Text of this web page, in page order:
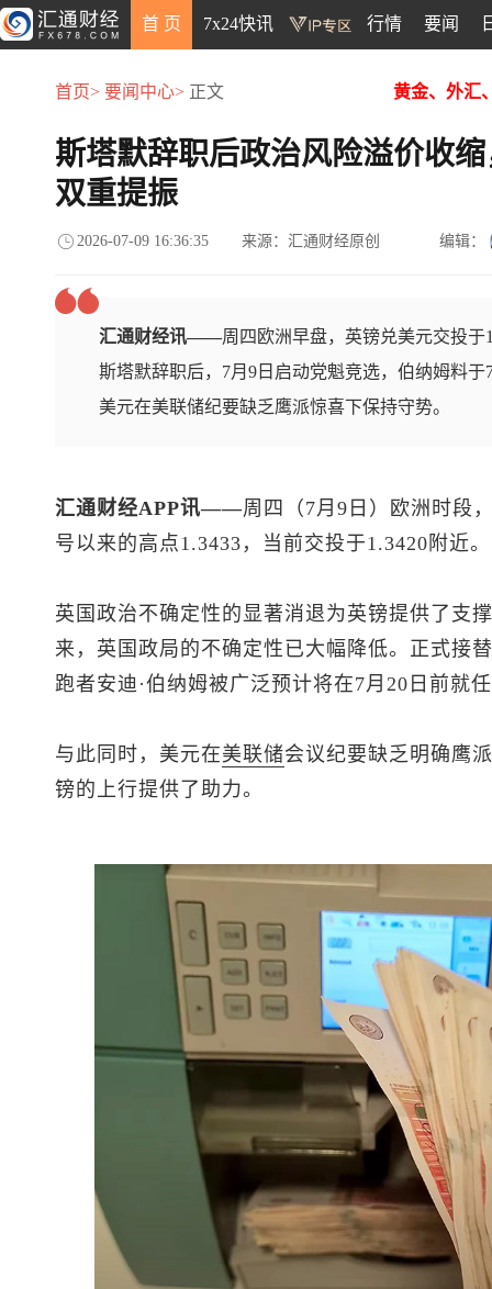
首 页 7x24快讯 行情 要闻
首页> 要闻中心> 正文 黄金、外汇
斯塔默辞职后政治风险溢价收
双重提振
2026-07-09 16:36:35 来源：汇通财经原创 编辑：
汇通财经讯——周四欧洲早盘，英镑兑美元交投
斯塔默辞职后，7月9日启动党魁竞选，伯纳姆料
美元在美联储纪要缺乏鹰派惊喜下保持守势。
汇通财经APP讯——周四（7月9日）欧洲时段
号以来的高点1.3433，当前交投于1.3420附近。
英国政治不确定性的显著消退为英镑提供了支
来，英国政局的不确定性已大幅降低。正式接
跑者安迪·伯纳姆被广泛预计将在7月20日前就
与此同时，美元在美联储会议纪要缺乏明确鹰
镑的上行提供了助力。